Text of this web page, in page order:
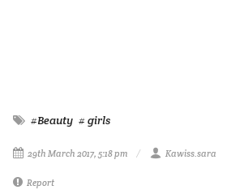
#Beauty # girls
29th March 2017, 5:18 pm Kawiss.sara
Report